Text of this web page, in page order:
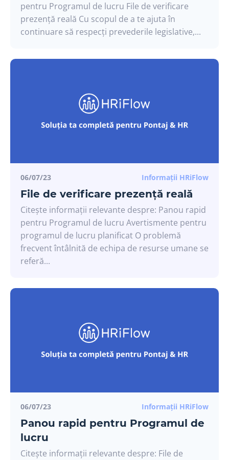
Noi îți trimitem doar informații care chiar
Prefer să sar peste
pentru Programul de lucru File de verificare
prezență reală Cu scopul de a te ajuta în
continuare să respecți prevederile legislative,...
06/07/23 Informații HRiFlow
File de verificare prezență reală
Citește informații relevante despre: Panou rapid
pentru Programul de lucru Avertismente pentru
programul de lucru planificat O problemă
frecvent întâlnită de echipa de resurse umane se
referă...
06/07/23 Informații HRiFlow
Panou rapid pentru Programul de
lucru
Citește informații relevante despre: File de